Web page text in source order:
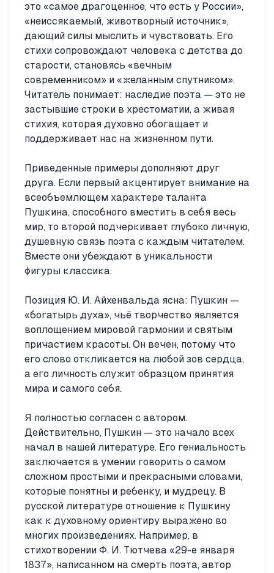
это «самое драгоценное, что есть у России»,
«неиссякаемый, животворный источник»,
дающий силы мыслить и чувствовать. Его
стихи сопровождают человека с детства до
старости, становясь «вечным
современником» и «желанным спутником».
Читатель понимает: наследие поэта — это не
застывшие строки в хрестоматии, а живая
стихия, которая духовно обогащает и
поддерживает нас на жизненном пути.
Приведенные примеры дополняют друг
друга. Если первый акцентирует внимание на
всеобъемлющем характере таланта
Пушкина, способного вместить в себя весь
мир, то второй подчеркивает глубоко личную,
душевную связь поэта с каждым читателем.
Вместе они убеждают в уникальности
фигуры классика.
Позиция Ю. И. Айхенвальда ясна: Пушкин —
«богатырь духа», чьё творчество является
воплощением мировой гармонии и святым
причастием красоты. Он вечен, потому что
его слово откликается на любой зов сердца,
а его личность служит образцом принятия
мира и самого себя.
Я полностью согласен с автором.
Действительно, Пушкин — это начало всех
начал в нашей литературе. Его гениальность
заключается в умении говорить о самом
сложном простыми и прекрасными словами,
которые понятны и ребенку, и мудрецу. В
русской литературе отношение к Пушкину
как к духовному ориентиру выражено во
многих произведениях. Например, в
стихотворении Ф. И. Тютчева «29-е января
1837», написанном на смерть поэта, автор